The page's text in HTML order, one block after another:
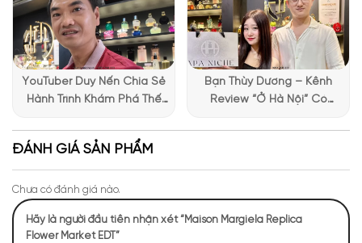
nước hoa đầy thú vị
YouTuber Duy Nến Chia Sẻ
Hành Trình Khám Phá Thế
Bạn Thùy Dương – Kênh
Review “Ở Hà Nội” Có
ĐÁNH GIÁ SẢN PHẨM
Chưa có đánh giá nào.
Hãy là người đầu tiên nhận xét “Maison Margiela Replica
Flower Market EDT”